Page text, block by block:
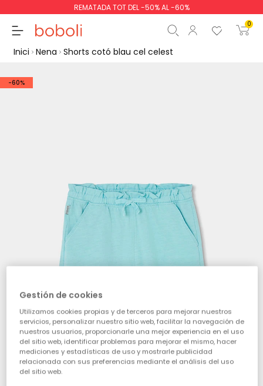
REMATADA TOT DEL -50% AL -60%
0
Inici Nena Shorts cotó blau cel celest
-60%
Gestión de cookies
Utilizamos cookies propias y de terceros para mejorar nuestros
servicios, personalizar nuestro sitio web, facilitar la navegación de
nuestros usuarios, proporcionarle una mejor experiencia en el uso
del sitio web, identificar problemas para mejorar el mismo, hacer
mediciones y estadísticas de uso y mostrarle publicidad
relacionada con sus preferencias mediante el análisis del uso
del sitio web.